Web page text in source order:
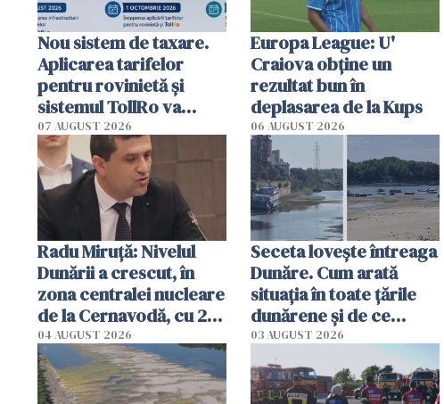
Nou sistem de taxare.
Aplicarea tarifelor
pentru rovinietă şi
sistemul TollRo va
începe la 1 octombrie
07 AUGUST 2026
Europa League: U'
Craiova obține un
rezultat bun în
deplasarea de la Kups
06 AUGUST 2026
Radu Miruţă: Nivelul
Dunării a crescut, în
zona centralei nucleare
de la Cernavodă, cu 2
cm faţă de ziua trecută
04 AUGUST 2026
Seceta lovește întreaga
Dunăre. Cum arată
situația în toate țările
dunărene și de ce
România resimte
efectele, deși a plouat
în iulie
03 AUGUST 2026